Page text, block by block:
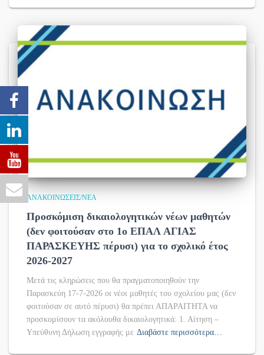
ΑΝΑΚΟΙΝΏΣΕΙΣ/ΝΈΑ
Προσκόμιση δικαιολογητικών νέων μαθητών
(δεν φοιτούσαν στο 1ο ΕΠΑΛ ΑΓΙΑΣ
ΠΑΡΑΣΚΕΥΗΣ πέρυσι) για το σχολικό έτος
2026-2027
Μετά τις κληρώσεις που θα πραγματοποιηθούν την
Παρασκεύη 17-7-2026 οι νέοι μαθητές του σχολείου μας (δεν
φοιτούσαν σε αυτό πέρυσι) θα πρέπει ΑΠΑΡΑΙΤΗΤΑ να
προσκομίσουν τα ακόλουθα δικαιολογητικά: 1. Αίτηση –
Υπεύθυνη Δήλωση εγγραφής με Διαβάστε περισσότερα…